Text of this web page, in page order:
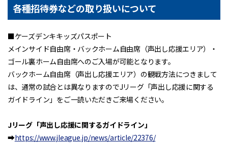
各種招待券などの取り扱いについて
■ケーズデンキキッズパスポート
メインサイド自由席・バックホーム自由席（声出し応援エリア）・
ゴール裏ホーム自由席へのご入場が可能となります。
バックホーム自由席（声出し応援エリア）の観戦方法につきまして
は、通常の試合とは異なりますのでJリーグ「声出し応援に関する
ガイドライン」をご一読いただきご来場ください。
Jリーグ「声出し応援に関するガイドライン」
➡https://www.jleague.jp/news/article/22376/